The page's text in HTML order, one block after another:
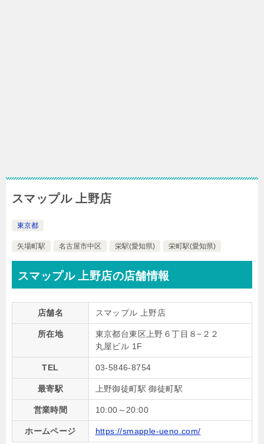
スマップル 上野店
東京都
矢場町駅 名古屋市中区 栄駅(愛知県) 栄町駅(愛知県)
スマップル 上野店の店舗情報
店舗名 スマップル 上野店
所在地
東京都台東区上野６丁目８−２２
丸屋ビル 1F
TEL 03-5846-8754
最寄駅 上野御徒町駅 御徒町駅
営業時間 10:00～20:00
ホームページ https://smapple-ueno.com/